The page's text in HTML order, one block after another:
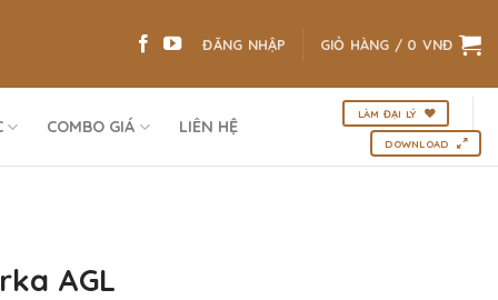
ĐĂNG NHẬP GIỎ HÀNG / 0 VNĐ
COMBO GIÁ LIÊN HỆ
LÀM ĐẠI LÝ
DOWNLOAD
AGL